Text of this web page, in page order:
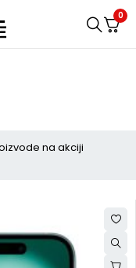
0
na akciji